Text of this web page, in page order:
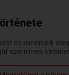
és ismerkedj
szerelmes